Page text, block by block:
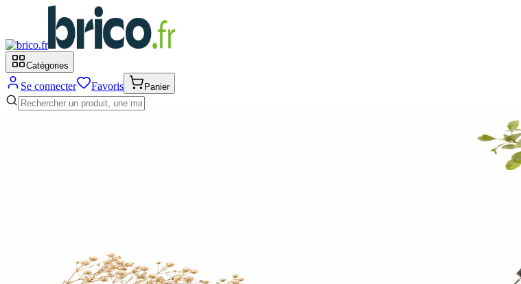
Catégories
Se connecter Favoris Panier